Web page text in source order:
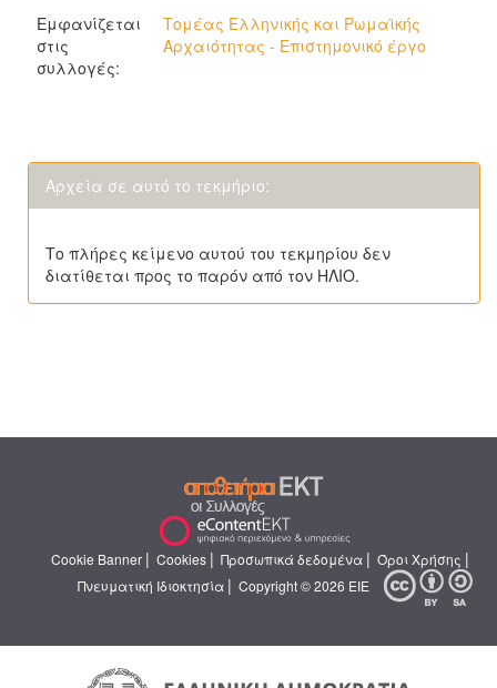
Εμφανίζεται
στις
συλλογές:
Τομέας Ελληνικής και Ρωμαϊκής
Αρχαιότητας - Επιστημονικό έργο
Αρχεία σε αυτό το τεκμήριο:
Το πλήρες κείμενο αυτού του τεκμηρίου δεν
διατίθεται προς το παρόν από τον ΗΛΙΟ.
Cookie Banner | Cookies | Προσωπικά δεδομένα | Όροι Χρήσης |
Πνευματική Ιδιοκτησία | Copyright © 2026 ΕΙΕ